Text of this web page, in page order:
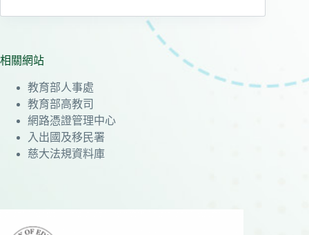
相關網站
教育部人事處
教育部高教司
網路憑證管理中心
入出國及移民署
慈大法規資料庫